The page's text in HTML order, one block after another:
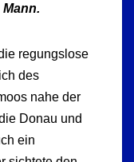
regungslose
des
nahe der
Donau und
ein